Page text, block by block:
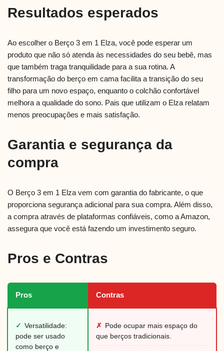
Resultados esperados
Ao escolher o Berço 3 em 1 Elza, você pode esperar um
produto que não só atenda às necessidades do seu bebê, mas
que também traga tranquilidade para a sua rotina. A
transformação do berço em cama facilita a transição do seu
filho para um novo espaço, enquanto o colchão confortável
melhora a qualidade do sono. Pais que utilizam o Elza relatam
menos preocupações e mais satisfação.
Garantia e segurança da
compra
O Berço 3 em 1 Elza vem com garantia do fabricante, o que
proporciona segurança adicional para sua compra. Além disso,
a compra através de plataformas confiáveis, como a Amazon,
assegura que você está fazendo um investimento seguro.
Pros e Contras
Pros Contras
✓ Versatilidade:
pode ser usado
como berço e
✗ Pode ocupar mais espaço do
que berços tradicionais.